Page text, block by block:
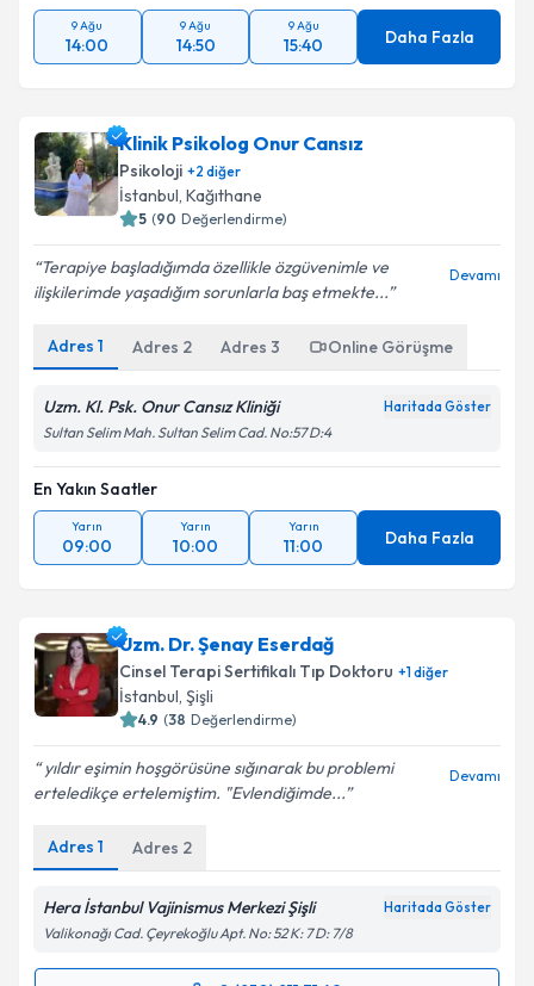
9 Ağu
14:00
9 Ağu
14:50
9 Ağu
15:40 Daha Fazla
Klinik Psikolog Onur Cansız
Psikoloji +2 diğer
İstanbul, Kağıthane
5 (90 Değerlendirme)
Terapiye başladığımda özellikle özgüvenimle ve
ilişkilerimde yaşadığım sorunlarla baş etmekte...
Devamı
Adres 1 Adres 2 Adres 3 Online Görüşme
Uzm. Kl. Psk. Onur Cansız Kliniği Haritada Göster
Sultan Selim Mah. Sultan Selim Cad. No:57 D:4
En Yakın Saatler
Yarın
09:00
Yarın
10:00
Yarın
11:00 Daha Fazla
Uzm. Dr. Şenay Eserdağ
Cinsel Terapi Sertifikalı Tıp Doktoru +1diğer
İstanbul, Şişli
4.9 (38 Değerlendirme)
yıldır eşimin hoşgörüsüne sığınarak bu problemi
erteledikçe ertelemiştim. "Evlendiğimde...
Devamı
Adres 1 Adres 2
Hera İstanbul Vajinismus Merkezi Şişli Haritada Göster
Valikonağı Cad. Çeyrekoğlu Apt. No: 52 K: 7 D: 7/8